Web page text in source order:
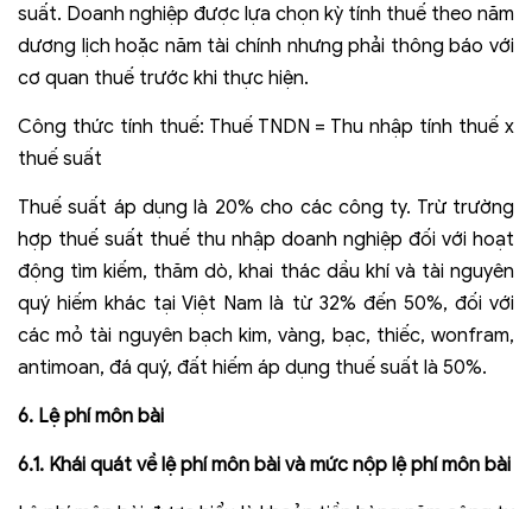
suất. Doanh nghiệp được lựa chọn kỳ tính thuế theo năm
dương lịch hoặc năm tài chính nhưng phải thông báo với
cơ quan thuế trước khi thực hiện.
Công thức tính thuế: Thuế TNDN = Thu nhập tính thuế x
thuế suất
Thuế suất áp dụng là 20% cho các công ty. Trừ trường
hợp thuế suất thuế thu nhập doanh nghiệp đối với hoạt
động tìm kiếm, thăm dò, khai thác dầu khí và tài nguyên
quý hiếm khác tại Việt Nam là từ 32% đến 50%, đối với
các mỏ tài nguyên bạch kim, vàng, bạc, thiếc, wonfram,
antimoan, đá quý, đất hiếm áp dụng thuế suất là 50%.
6. Lệ phí môn bài
6.1. Khái quát về lệ phí môn bài và mức nộp lệ phí môn bài